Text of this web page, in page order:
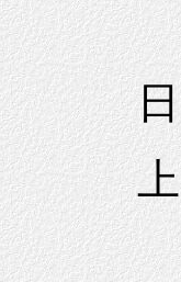
……こ
日に
上着
……建